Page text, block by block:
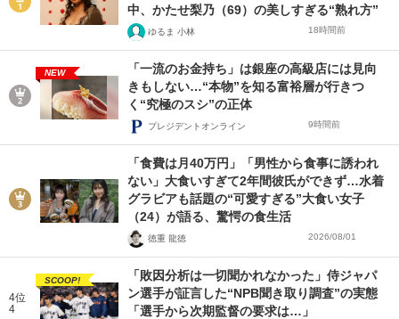
中、かたせ梨乃（69）の美しすぎる“熟れ方”
ゆるま 小林 18時間前
NEW
「一流のお金持ち」は銀座の高級店には見向
きもしない…“本物”を知る富裕層が行きつ
く“究極のスシ”の正体
プレジデントオンライン 9時間前
「食費は月40万円」「男性から食事に誘われ
ない」大食いすぎて2年間彼氏ができず…水着
グラビアも話題の“可愛すぎる”大食い女子
（24）が語る、驚愕の食生活
徳重 龍徳 2026/08/01
4位
4
SCOOP!
「敗因分析は一切聞かれなかった」侍ジャパ
ン選手が証言した“NPB聞き取り調査”の実態
「選手から次期監督の要求は…」